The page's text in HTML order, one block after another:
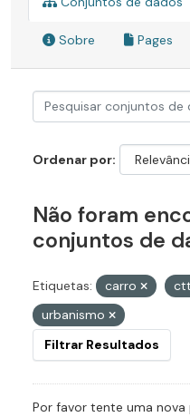
Sobre Pages
Ordenar por
Não foram
conjuntos de
Etiquetas: carro
urbanismo
Filtrar Resultados
Por favor tente uma nova